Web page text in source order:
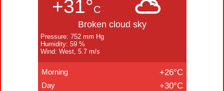
+31°C
Broken cloud sky
Pressure: 752 mm Hg
Humidity: 59 %
Wind: West, 5.7 m/s
Morning +26°C
Day +30°C